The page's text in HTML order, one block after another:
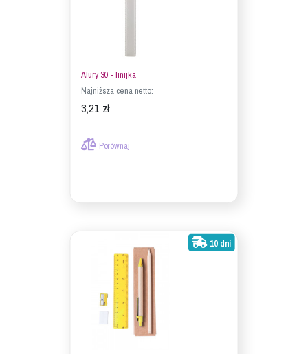
Alury 30 - linijka
Najniższa cena netto:
3,21 zł
Porównaj
10 dni